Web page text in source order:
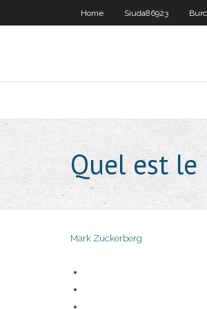
Home Siuda86923
Quel est
Mark Zuckerberg